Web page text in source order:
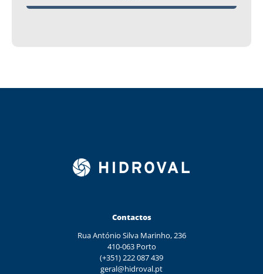
Contactos
Rua António Silva Marinho, 236
410-063 Porto
(+351) 222 087 439
geral@hidroval.pt